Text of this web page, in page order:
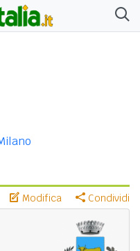
Modifica Condividi